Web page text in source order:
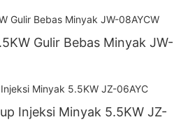
Gulir Bebas Minyak JW-
Injeksi Minyak 5.5KW JZ-